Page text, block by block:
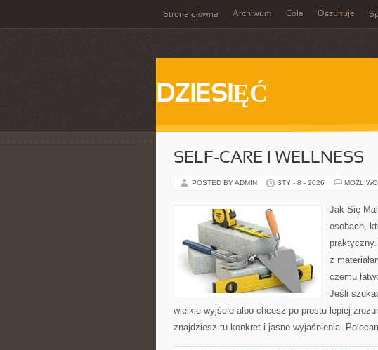
Strona główna Archiwum Cola Oszukuje
DZIESIĘĆ
SELF-CARE I WELLNESS
POSTED BY ADMIN STY - 8 - 2026
Jak Się
osobach,
z
czemu
Jeśli
wielkie wyjście albo chcesz po prostu lepiej
znajdziesz tu konkret i jasne wyjaśnienia.